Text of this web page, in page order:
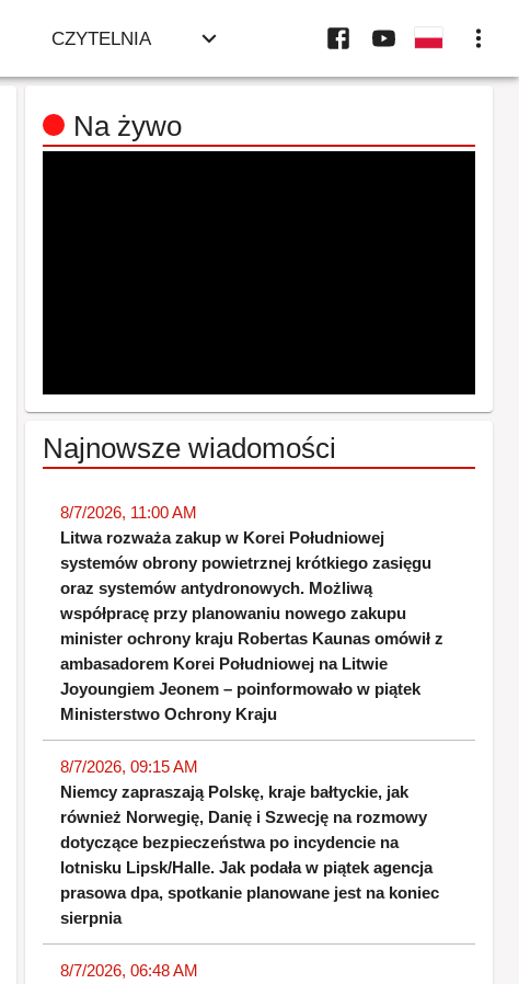
CZYTELNIA
Na żywo
Najnowsze wiadomości
8/7/2026, 11:00 AM
Litwa rozważa zakup w Korei Południowej
systemów obrony powietrznej krótkiego zasięgu
oraz systemów antydronowych. Możliwą
współpracę przy planowaniu nowego zakupu
minister ochrony kraju Robertas Kaunas omówił z
ambasadorem Korei Południowej na Litwie
Joyoungiem Jeonem – poinformowało w piątek
Ministerstwo Ochrony Kraju
8/7/2026, 09:15 AM
Niemcy zapraszają Polskę, kraje bałtyckie, jak
również Norwegię, Danię i Szwecję na rozmowy
dotyczące bezpieczeństwa po incydencie na
lotnisku Lipsk/Halle. Jak podała w piątek agencja
prasowa dpa, spotkanie planowane jest na koniec
sierpnia
8/7/2026, 06:48 AM